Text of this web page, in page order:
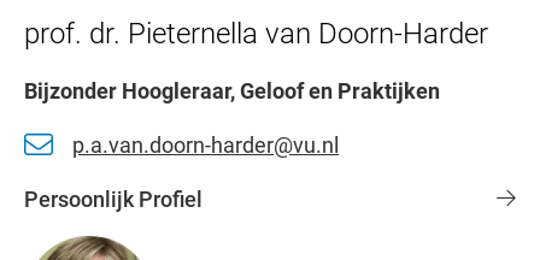
prof. dr. Pieternella van Doorn-Harder
Bijzonder Hoogleraar, Geloof en Praktijken
p.a.van.doorn-harder@vu.nl
Persoonlijk Profiel